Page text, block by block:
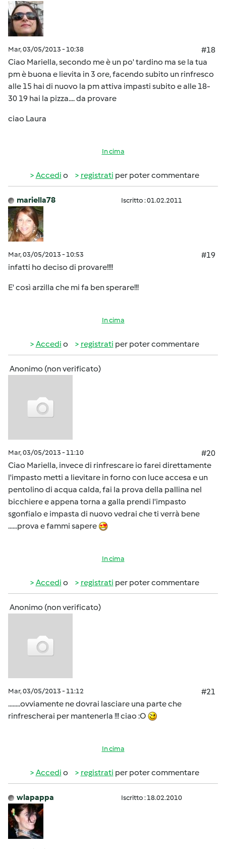
Mar, 03/05/2013 - 10:38
#18
Ciao Mariella, secondo me è un po' tardino ma se la tua
pm è buona e lievita in 3 ore, facendo subito un rinfresco
alle 15 hai di nuovo la pm attiva impasti subito e alle 18-
30 19 hai la pizza.... da provare
ciao Laura
In cima
Accedi o registrati per poter commentare
mariella78 Iscritto : 01.02.2011
Mar, 03/05/2013 - 10:53
#19
infatti ho deciso di provare!!!!
E' così arzilla che mi fa ben sperare!!!
In cima
Accedi o registrati per poter commentare
Anonimo (non verificato)
Mar, 03/05/2013 - 11:10
#20
Ciao Mariella, invece di rinfrescare io farei direttamente
l'impasto metti a lievitare in forno con luce accesa e un
pentolino di acqua calda, fai la prova della pallina nel
bicchiere e appena torna a galla prendi l'impasto
sgonfialo e impasta di nuovo vedrai che ti verrà bene
......prova e fammi sapere
In cima
Accedi o registrati per poter commentare
Anonimo (non verificato)
Mar, 03/05/2013 - 11:12
#21
........ovviamente ne dovrai lasciare una parte che
rinfrescherai per mantenerla !!! ciao :O
In cima
Accedi o registrati per poter commentare
wlapappa Iscritto : 18.02.2010